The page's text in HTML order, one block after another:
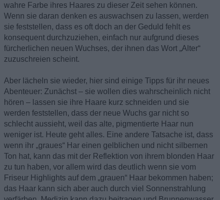
wahre Farbe ihres Haares zu dieser Zeit sehen können.
Wenn sie daran denken es auswachsen zu lassen, werden
sie feststellen, dass es oft doch an der Geduld fehlt es
konsequent durchzuziehen, einfach nur aufgrund dieses
fürcherlichen neuen Wuchses, der ihnen das Wort „Alter“
zuzuschreien scheint.
Aber lächeln sie wieder, hier sind einige Tipps für ihr neues
Abenteuer: Zunächst – sie wollen dies wahrscheinlich nicht
hören – lassen sie ihre Haare kurz schneiden und sie
werden feststellen, dass der neue Wuchs gar nicht so
schlecht aussieht, weil das alte, pigmentierte Haar nun
weniger ist. Heute geht alles. Eine andere Tatsache ist, dass
wenn ihr „graues“ Har einen gelblichen und nicht silbernen
Ton hat, kann das mit der Reflektion von ihrem blonden Haar
zu tun haben, vor allem wird das deutlich wenn sie vom
Friseur Highlights auf dem „grauen“ Haar bekommen haben;
das Haar kann sich aber auch durch viel Sonnenstrahlung